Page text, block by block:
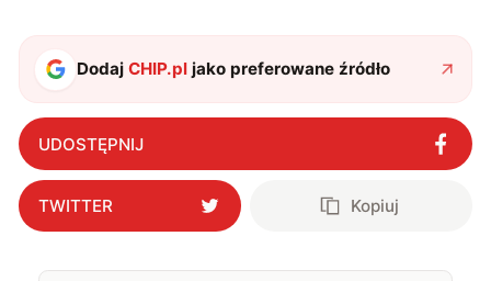
DodajCHIP.pl jako preferowane źródło
UDOSTĘPNIJ
TWITTER Kopiuj